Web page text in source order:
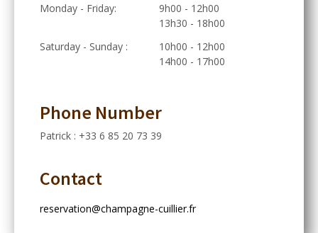
Monday - Friday:
9h00 - 12h00
13h30 - 18h00
Saturday - Sunday :
10h00 - 12h00
14h00 - 17h00
Phone Number
Patrick : +33 6 85 20 73 39
Contact
reservation@champagne-cuillier.fr